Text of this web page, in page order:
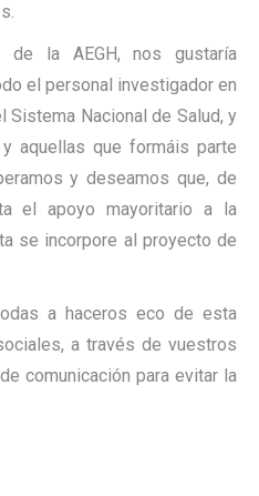
de la AEGH, nos gustaría
el personal investigador en
Nacional de Salud, y
aquellas que formáis parte
y deseamos que, de
el apoyo mayoritario a la
se incorpore al proyecto de
a haceros eco de esta
a través de vuestros
comunicación para evitar la